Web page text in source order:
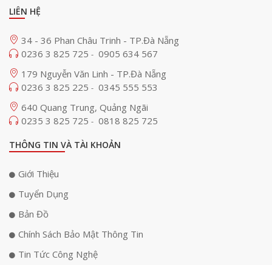
LIÊN HỆ
34 - 36 Phan Châu Trinh - TP.Đà Nẵng
0236 3 825 725 - 0905 634 567
179 Nguyễn Văn Linh - TP.Đà Nẵng
0236 3 825 225 - 0345 555 553
640 Quang Trung, Quảng Ngãi
0235 3 825 725 - 0818 825 725
THÔNG TIN VÀ TÀI KHOẢN
Giới Thiệu
Tuyển Dụng
Bản Đồ
Chính Sách Bảo Mật Thông Tin
Tin Tức Công Nghệ